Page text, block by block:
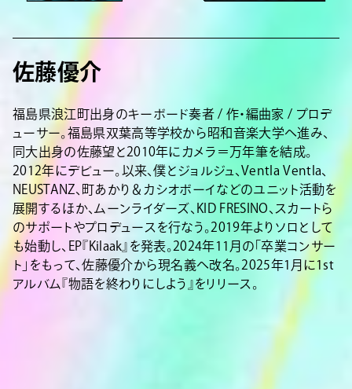
佐藤優介
福島県浪江町出身のキーボード奏者 / 作・編曲家 / プロデ
ューサー。福島県双葉高等学校から昭和音楽大学へ進み、
同大出身の佐藤望と2010年にカメラ＝万年筆を結成。
2012年にデビュー。以来、僕とジョルジュ、Ventla Ventla、
NEUSTANZ、町あかり＆カシオボーイなどのユニット活動を
展開するほか、ムーンライダーズ、KID FRESINO、スカートら
のサポートやプロデュースを行なう。2019年よりソロとして
も始動し、EP『Kilaak』を発表。2024年11月の「卒業コンサー
ト」をもって、佐藤優介から現名義へ改名。2025年1月に1st
アルバム『物語を終わりにしよう』をリリース。